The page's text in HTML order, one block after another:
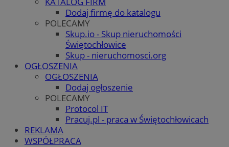
Dodaj firmę do katalogu
POLECAMY
Skup.io - Skup nieruchomości
Świętochłowice
Skup - nieruchomosci.org
OGŁOSZENIA
OGŁOSZENIA
Dodaj ogłoszenie
POLECAMY
Protocol IT
Pracuj.pl - praca w Świętochłowicach
REKLAMA
WSPÓŁPRACA